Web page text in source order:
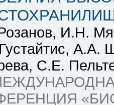
И.Н.
А.А.
С.Е.